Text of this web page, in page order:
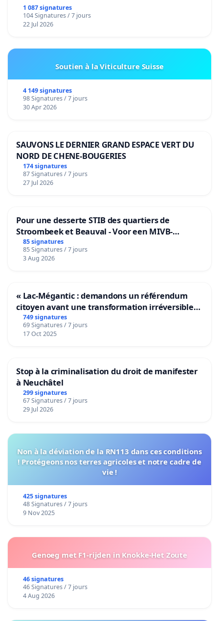
1 087 signatures
104 Signatures / 7 jours
22 Jul 2026
Soutien à la Viticulture Suisse
4 149 signatures
98 Signatures / 7 jours
30 Apr 2026
SAUVONS LE DERNIER GRAND ESPACE VERT DU
NORD DE CHENE-BOUGERIES
174 signatures
87 Signatures / 7 jours
27 Jul 2026
Pour une desserte STIB des quartiers de
Stroombeek et Beauval - Voor een MIVB-
bediening van de wijken Strombeek en Het
Voor
85 signatures
85 Signatures / 7 jours
3 Aug 2026
« Lac-Mégantic : demandons un référendum
citoyen avant une transformation irréversible
de notre territoire »
749 signatures
69 Signatures / 7 jours
17 Oct 2025
Stop à la criminalisation du droit de manifester
à Neuchâtel
299 signatures
67 Signatures / 7 jours
29 Jul 2026
Non à la déviation de la RN113 dans ces conditions
! Protégeons nos terres agricoles et notre cadre de
vie !
425 signatures
48 Signatures / 7 jours
9 Nov 2025
Genoeg met F1-rijden in Knokke-Het Zoute
46 signatures
46 Signatures / 7 jours
4 Aug 2026